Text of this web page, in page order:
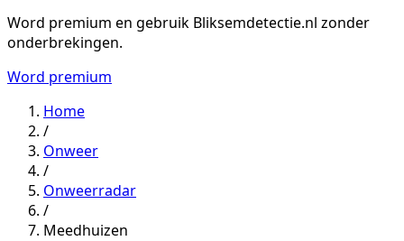
Word premium en gebruik Bliksemdetectie.nl zonder
onderbrekingen.
Word premium
Home
/
Onweer
/
Onweerradar
/
Meedhuizen